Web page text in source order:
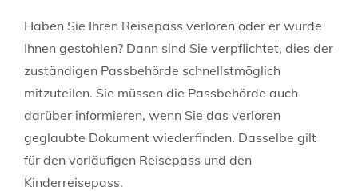
Haben Sie Ihren Reisepass verloren oder er wurde
Ihnen gestohlen? Dann sind Sie verpflichtet, dies der
zuständigen Passbehörde schnellstmöglich
mitzuteilen. Sie müssen die Passbehörde auch
darüber informieren, wenn Sie das verloren
geglaubte Dokument wiederfinden. Dasselbe gilt
für den vorläufigen Reisepass und den
Kinderreisepass.